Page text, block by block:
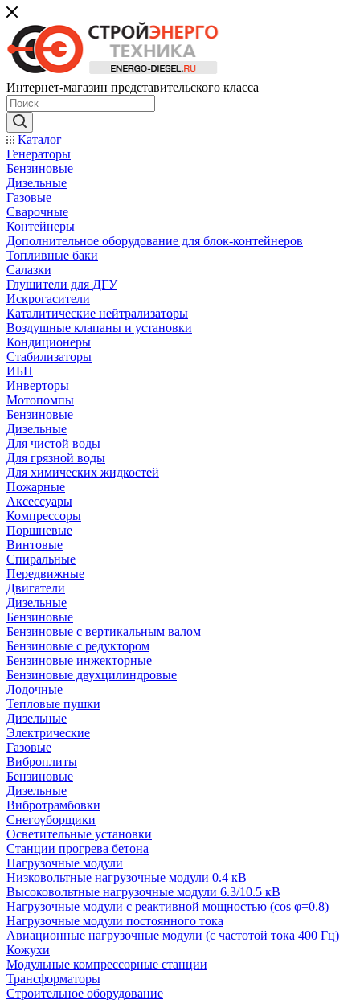
Интернет-магазин представительского класса
Каталог
Генераторы
Бензиновые
Дизельные
Газовые
Сварочные
Контейнеры
Дополнительное оборудование для блок-контейнеров
Топливные баки
Салазки
Глушители для ДГУ
Искрогасители
Каталитические нейтрализаторы
Воздушные клапаны и установки
Кондиционеры
Стабилизаторы
ИБП
Инверторы
Мотопомпы
Бензиновые
Дизельные
Для чистой воды
Для грязной воды
Для химических жидкостей
Пожарные
Аксессуары
Компрессоры
Поршневые
Винтовые
Спиральные
Передвижные
Двигатели
Дизельные
Бензиновые
Бензиновые с вертикальным валом
Бензиновые с редуктором
Бензиновые инжекторные
Бензиновые двухцилиндровые
Лодочные
Тепловые пушки
Дизельные
Электрические
Газовые
Виброплиты
Бензиновые
Дизельные
Вибротрамбовки
Снегоуборщики
Осветительные установки
Станции прогрева бетона
Нагрузочные модули
Низковольтные нагрузочные модули 0.4 кВ
Высоковольтные нагрузочные модули 6.3/10.5 кВ
Нагрузочные модули с реактивной мощностью (cos φ=0.8)
Нагрузочные модули постоянного тока
Авиационные нагрузочные модули (с частотой тока 400 Гц)
Кожухи
Модульные компрессорные станции
Трансформаторы
Строительное оборудование